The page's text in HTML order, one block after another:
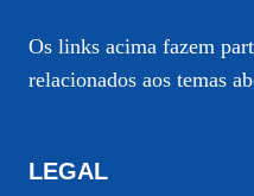
Os links acima fazem
relacionados aos temas
LEGAL